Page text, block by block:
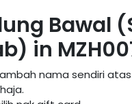
Bawal
in
nama sendiri